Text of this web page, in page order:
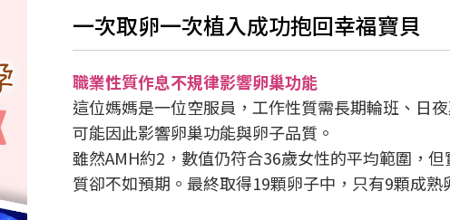
一次取卵一次植入成功抱回幸福寶貝
職業性質作息不規律影響卵巢功能
這位媽媽是一位空服員，工作性質需長期輪班、日
可能因此影響卵巢功能與卵子品質。
雖然AMH約2，數值仍符合36歲女性的平均範圍，
質卻不如預期。最終取得19顆卵子中，只有9顆成熟